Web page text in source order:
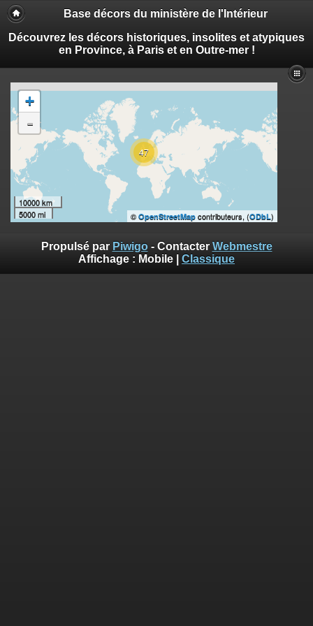
Base décors du ministère de l'Intérieur
Découvrez les décors historiques, insolites et atypiques
en Province, à Paris et en Outre-mer !
47
+
-
10000 km
5000 mi
© OpenStreetMap contributeurs, (ODbL)
Propulsé par Piwigo- Contacter Webmestre
Affichage : Mobile Classique